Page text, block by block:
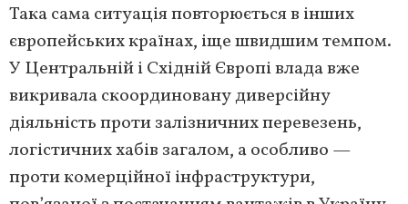
Така сама ситуація повторюється в інших
європейських країнах, іще швидшим темпом.
У Центральній і Східній Європі влада вже
викривала скоординовану диверсійну
діяльність проти залізничних перевезень,
логістичних хабів загалом, а особливо —
проти комерційної інфраструктури,